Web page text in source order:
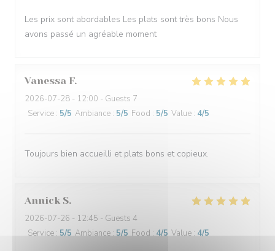
Les prix sont abordables Les plats sont très bons Nous
avons passé un agréable moment
Vanessa F
2026-07-28 - 12:00 - Guests 7
Service : 5/5 Ambiance : 5/5 Food : 5/5 Value : 4/5
Toujours bien accueilli et plats bons et copieux.
Annick S
2026-07-26 - 12:45 - Guests 4
Service:5/5 Ambiance:5/5 Food:4/5 Value:4/5